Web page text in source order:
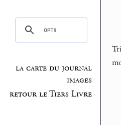
la carte du journal
images
retour le Tiers Livre